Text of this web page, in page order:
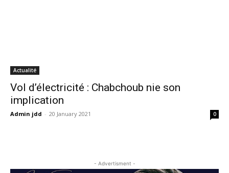
Actualité
Vol d’électricité : Chabchoub nie son
implication
Admin jdd - 20 January 2021 0
- Advertisment -